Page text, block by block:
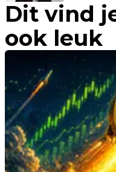
Dit vind
ook leuk